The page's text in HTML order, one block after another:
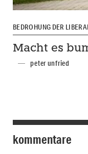
BEDROHUNG DER
Macht es
peter unfried
kommentare